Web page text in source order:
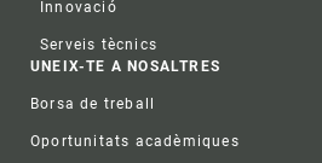
Innovació
Serveis tècnics
UNEIX-TE A NOSALTRES
Borsa de treball
Oportunitats acadèmiques